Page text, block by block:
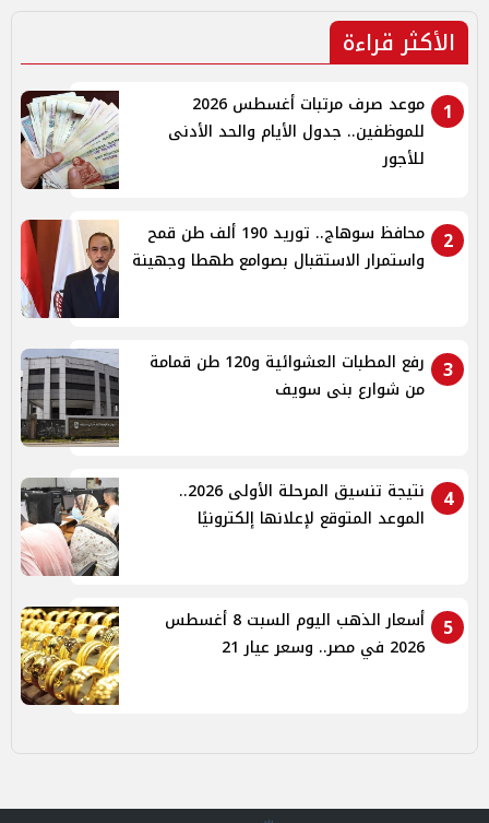
الأكثر قراءة
1
موعد صرف مرتبات أغسطس 2026
للموظفين.. جدول الأيام والحد الأدنى
للأجور
2
محافظ سوهاج.. توريد 190 ألف طن قمح
واستمرار الاستقبال بصوامع طهطا وجهينة
3
رفع المطبات العشوائية و120 طن قمامة
من شوارع بنى سويف
4
نتيجة تنسيق المرحلة الأولى 2026..
الموعد المتوقع لإعلانها إلكترونيًا
5
أسعار الذهب اليوم السبت 8 أغسطس
2026 في مصر.. وسعر عيار 21